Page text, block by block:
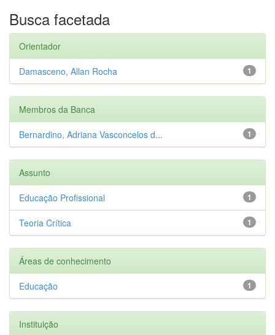
Busca facetada
Orientador
1
Damasceno, Allan Rocha
Membros da Banca
1
Bernardino, Adriana Vasconcelos d...
Assunto
1
Educação Profissional
1
Teoria Crítica
Áreas de conhecimento
1
Educação
Instituição